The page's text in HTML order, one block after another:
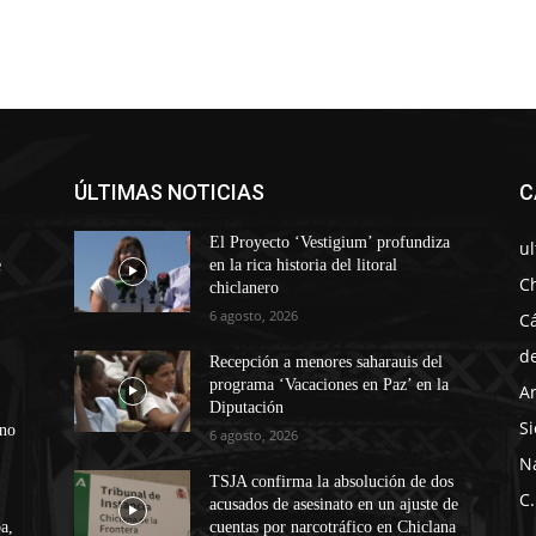
ÚLTIMAS NOTICIAS
El Proyecto ‘Vestigium’ profundiza
en la rica historia del litoral
chiclanero
6 agosto, 2026
Recepción a menores saharauis del
programa ‘Vacaciones en Paz’ en la
Diputación
6 agosto, 2026
TSJA confirma la absolución de dos
acusados de asesinato en un ajuste de
cuentas por narcotráfico en Chiclana